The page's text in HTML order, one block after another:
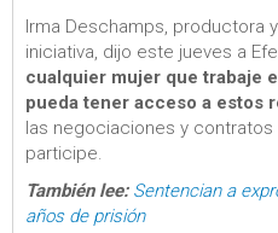
Irma Deschamps, productora
iniciativa, dijo este jueves a
cualquier mujer que trabaje
pueda tener acceso a estos
las negociaciones y
participe.
También lee: Sentencian a
años de prisión